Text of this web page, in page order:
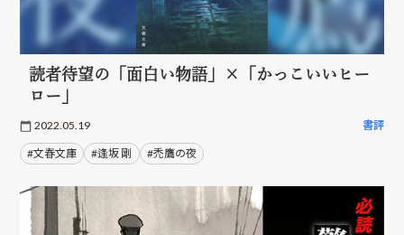
読者待望の「面白い物語」×「かっこいいヒー
ロー」
2022.05.19 書評
#文春文庫 #逢坂 剛 #禿鷹の夜